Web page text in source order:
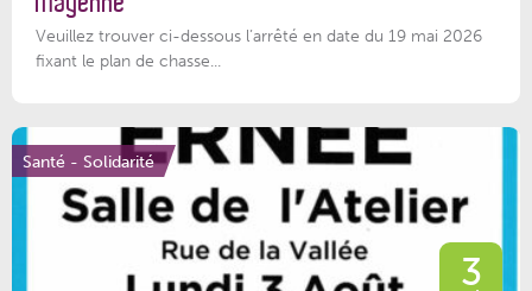
Veuillez trouver ci-dessous l’arrêté en date du 19 mai 2026
fixant le plan de chasse...
Santé - Solidarité
3